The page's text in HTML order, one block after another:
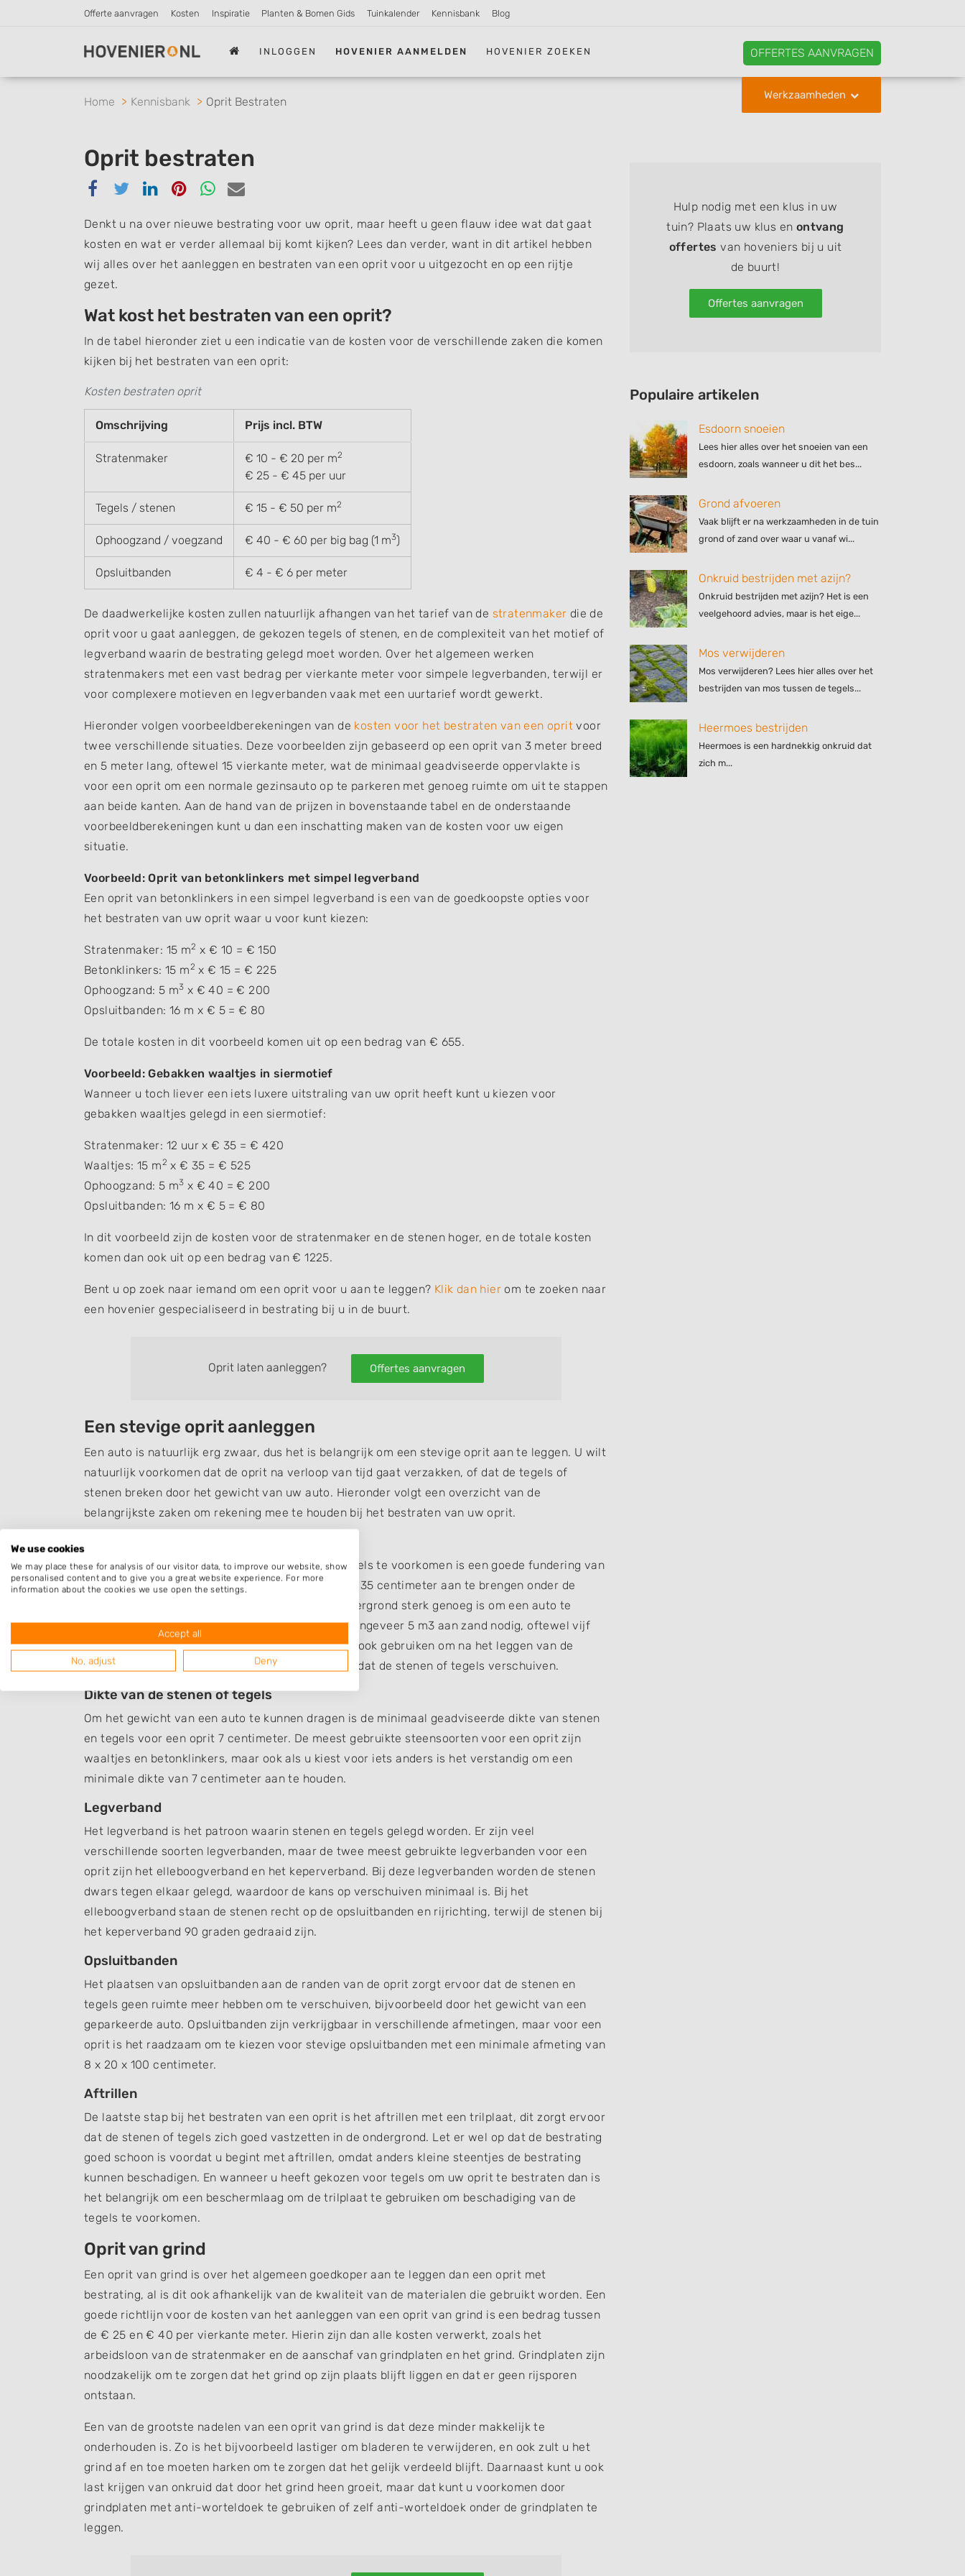
Offerte aanvragen Kosten Inspiratie Planten & Bomen Gids Tuinkalender Kennisbank Blog
INLOGGEN HOVENIER AANMELDEN HOVENIER ZOEKEN OFFERTES AANVRAGEN
Werkzaamheden
Home Kennisbank Oprit Bestraten
Oprit bestraten
Delen
Facebook
Delen
Twitter
Delen
Linkedin
Delen
Pinterest
Delen
Whatsapp
Delen
email
Denkt u na over nieuwe bestrating voor uw oprit, maar heeft u geen flauw idee wat dat gaat
kosten en wat er verder allemaal bij komt kijken? Lees dan verder, want in dit artikel hebben
wij alles over het aanleggen en bestraten van een oprit voor u uitgezocht en op een rijtje
gezet.
Wat kost het bestraten van een oprit?
In de tabel hieronder ziet u een indicatie van de kosten voor de verschillende zaken die komen
kijken bij het bestraten van een oprit:
Kosten bestraten oprit
Omschrijving Prijs incl. BTW
Stratenmaker € 10 - € 20 per m2
€ 25 - € 45 per uur
Tegels / stenen € 15 - € 50 per m2
Ophoogzand / voegzand € 40 - € 60 per big bag (1 m3)
Opsluitbanden € 4 - € 6 per meter
De daadwerkelijke kosten zullen natuurlijk afhangen van het tarief van de stratenmaker die de
oprit voor u gaat aanleggen, de gekozen tegels of stenen, en de complexiteit van het motief of
legverband waarin de bestrating gelegd moet worden. Over het algemeen werken
stratenmakers met een vast bedrag per vierkante meter voor simpele legverbanden, terwijl er
voor complexere motieven en legverbanden vaak met een uurtarief wordt gewerkt.
Hieronder volgen voorbeeldberekeningen van de kosten voor het bestraten van een oprit voor
twee verschillende situaties. Deze voorbeelden zijn gebaseerd op een oprit van 3 meter breed
en 5 meter lang, oftewel 15 vierkante meter, wat de minimaal geadviseerde oppervlakte is
voor een oprit om een normale gezinsauto op te parkeren met genoeg ruimte om uit te stappen
aan beide kanten. Aan de hand van de prijzen in bovenstaande tabel en de onderstaande
voorbeeldberekeningen kunt u dan een inschatting maken van de kosten voor uw eigen
situatie.
Voorbeeld: Oprit van betonklinkers met simpel legverband
Een oprit van betonklinkers in een simpel legverband is een van de goedkoopste opties voor
het bestraten van uw oprit waar u voor kunt kiezen:
Stratenmaker: 15 m2 x € 10 = € 150
Betonklinkers: 15 m2 x € 15 = € 225
Ophoogzand: 5 m3 x € 40 = € 200
Opsluitbanden: 16 m x € 5 = € 80
De totale kosten in dit voorbeeld komen uit op een bedrag van € 655.
Voorbeeld: Gebakken waaltjes in siermotief
Wanneer u toch liever een iets luxere uitstraling van uw oprit heeft kunt u kiezen voor
gebakken waaltjes gelegd in een siermotief:
Stratenmaker: 12 uur x € 35 = € 420
Waaltjes: 15 m2 x € 35 = € 525
Ophoogzand: 5 m3 x € 40 = € 200
Opsluitbanden: 16 m x € 5 = € 80
In dit voorbeeld zijn de kosten voor de stratenmaker en de stenen hoger, en de totale kosten
komen dan ook uit op een bedrag van € 1225.
Bent u op zoek naar iemand om een oprit voor u aan te leggen? Klik dan hier om te zoeken naar
een hovenier gespecialiseerd in bestrating bij u in de buurt.
Oprit laten aanleggen? Offertes aanvragen
Een stevige oprit aanleggen
Een auto is natuurlijk erg zwaar, dus het is belangrijk om een stevige oprit aan te leggen. U wilt
natuurlijk voorkomen dat de oprit na verloop van tijd gaat verzakken, of dat de tegels of
stenen breken door het gewicht van uw auto. Hieronder volgt een overzicht van de
belangrijkste zaken om rekening mee te houden bij het bestraten van uw oprit.
Om verzakkingen en het breken van stenen of tegels te voorkomen is een goede fundering van
belang. Door een laag ophoogzand van zo’n 25 tot 35 centimeter aan te brengen onder de
bestrating van uw oprit zorgt u ervoor dat de ondergrond sterk genoeg is om een auto te
kunnen dragen. Voor een oprit van 15 m2 heeft u ongeveer 5 m3 aan zand nodig, oftewel vijf
big bags van een kuub. Bovendien kunt u dit zand ook gebruiken om na het leggen van de
bestrating de voegen te vullen, om te voorkomen dat de stenen of tegels verschuiven.
Dikte van de stenen of tegels
Om het gewicht van een auto te kunnen dragen is de minimaal geadviseerde dikte van stenen
en tegels voor een oprit 7 centimeter. De meest gebruikte steensoorten voor een oprit zijn
waaltjes en betonklinkers, maar ook als u kiest voor iets anders is het verstandig om een
minimale dikte van 7 centimeter aan te houden.
Legverband
Het legverband is het patroon waarin stenen en tegels gelegd worden. Er zijn veel
verschillende soorten legverbanden, maar de twee meest gebruikte legverbanden voor een
oprit zijn het elleboogverband en het keperverband. Bij deze legverbanden worden de stenen
dwars tegen elkaar gelegd, waardoor de kans op verschuiven minimaal is. Bij het
elleboogverband staan de stenen recht op de opsluitbanden en rijrichting, terwijl de stenen bij
het keperverband 90 graden gedraaid zijn.
Opsluitbanden
Het plaatsen van opsluitbanden aan de randen van de oprit zorgt ervoor dat de stenen en
tegels geen ruimte meer hebben om te verschuiven, bijvoorbeeld door het gewicht van een
geparkeerde auto. Opsluitbanden zijn verkrijgbaar in verschillende afmetingen, maar voor een
oprit is het raadzaam om te kiezen voor stevige opsluitbanden met een minimale afmeting van
8 x 20 x 100 centimeter.
Aftrillen
De laatste stap bij het bestraten van een oprit is het aftrillen met een trilplaat, dit zorgt ervoor
dat de stenen of tegels zich goed vastzetten in de ondergrond. Let er wel op dat de bestrating
goed schoon is voordat u begint met aftrillen, omdat anders kleine steentjes de bestrating
kunnen beschadigen. En wanneer u heeft gekozen voor tegels om uw oprit te bestraten dan is
het belangrijk om een beschermlaag om de trilplaat te gebruiken om beschadiging van de
tegels te voorkomen.
Oprit van grind
Een oprit van grind is over het algemeen goedkoper aan te leggen dan een oprit met
bestrating, al is dit ook afhankelijk van de kwaliteit van de materialen die gebruikt worden. Een
goede richtlijn voor de kosten van het aanleggen van een oprit van grind is een bedrag tussen
de € 25 en € 40 per vierkante meter. Hierin zijn dan alle kosten verwerkt, zoals het
arbeidsloon van de stratenmaker en de aanschaf van grindplaten en het grind. Grindplaten zijn
noodzakelijk om te zorgen dat het grind op zijn plaats blijft liggen en dat er geen rijsporen
ontstaan.
Een van de grootste nadelen van een oprit van grind is dat deze minder makkelijk te
onderhouden is. Zo is het bijvoorbeeld lastiger om bladeren te verwijderen, en ook zult u het
grind af en toe moeten harken om te zorgen dat het gelijk verdeeld blijft. Daarnaast kunt u ook
last krijgen van onkruid dat door het grind heen groeit, maar dat kunt u voorkomen door
grindplaten met anti-worteldoek te gebruiken of zelf anti-worteldoek onder de grindplaten te
leggen.
Hulp nodig met een klus in uw
tuin? Plaats uw klus en ontvang
offertes van hoveniers bij u uit
de buurt!
Offertes aanvragen
Populaire artikelen
Esdoorn snoeien
Lees hier alles over het snoeien van een
esdoorn, zoals wanneer u dit het bes...
Grond afvoeren
Vaak blijft er na werkzaamheden in de tuin
grond of zand over waar u vanaf wi...
Onkruid bestrijden met azijn?
Onkruid bestrijden met azijn? Het is een
veelgehoord advies, maar is het eige...
Mos verwijderen
Mos verwijderen? Lees hier alles over het
bestrijden van mos tussen de tegels...
Heermoes bestrijden
Heermoes is een hardnekkig onkruid dat
zich m...
We use cookies
We may place these for analysis of our visitor data, to improve our website, show
personalised content and to give you a great website experience. For more
information about the cookies we use open the settings.
Accept all
No, adjust Deny